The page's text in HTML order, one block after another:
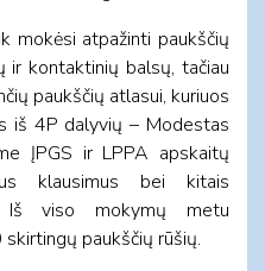
mokėsi atpažinti paukščių
ir kontaktinių balsų, tačiau
paukščių atlasui, kuriuos
iš 4P dalyvių – Modestas
ĮPGS ir LPPA apskaitų
klausimus bei kitais
Iš viso mokymų metu
paukščių rūšių.